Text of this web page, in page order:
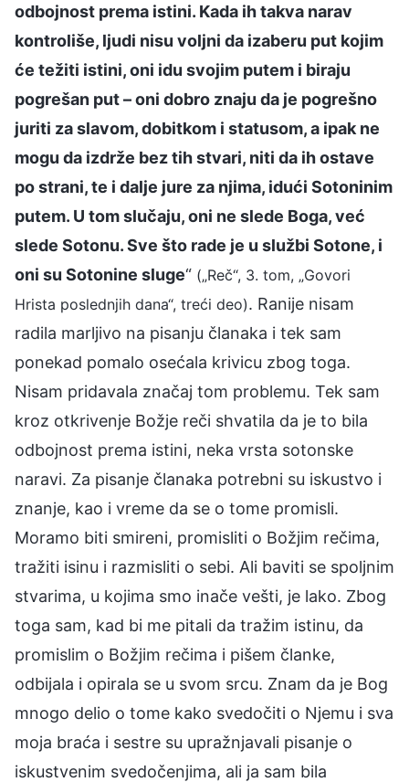
odbojnost prema istini. Kada ih takva narav
kontroliše, ljudi nisu voljni da izaberu put kojim
će težiti istini, oni idu svojim putem i biraju
pogrešan put – oni dobro znaju da je pogrešno
juriti za slavom, dobitkom i statusom, a ipak ne
mogu da izdrže bez tih stvari, niti da ih ostave
po strani, te i dalje jure za njima, idući Sotoninim
putem. U tom slučaju, oni ne slede Boga, već
slede Sotonu. Sve što rade je u službi Sotone, i
oni su Sotonine sluge“ („Reč“, 3. tom, „Govori
Hrista poslednjih dana“, treći deo). Ranije nisam
radila marljivo na pisanju članaka i tek sam
ponekad pomalo osećala krivicu zbog toga.
Nisam pridavala značaj tom problemu. Tek sam
kroz otkrivenje Božje reči shvatila da je to bila
odbojnost prema istini, neka vrsta sotonske
naravi. Za pisanje članaka potrebni su iskustvo i
znanje, kao i vreme da se o tome promisli.
Moramo biti smireni, promisliti o Božjim rečima,
tražiti isinu i razmisliti o sebi. Ali baviti se spoljnim
stvarima, u kojima smo inače vešti, je lako. Zbog
toga sam, kad bi me pitali da tražim istinu, da
promislim o Božjim rečima i pišem članke,
odbijala i opirala se u svom srcu. Znam da je Bog
mnogo delio o tome kako svedočiti o Njemu i sva
moja braća i sestre su upražnjavali pisanje o
iskustvenim svedočenjima, ali ja sam bila